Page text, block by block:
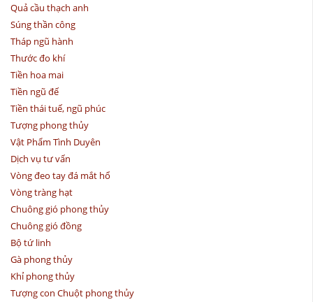
Quả cầu thạch anh
Súng thần công
Tháp ngũ hành
Thước đo khí
Tiền hoa mai
Tiền ngũ đế
Tiền thái tuế, ngũ phúc
Tượng phong thủy
Vật Phẩm Tình Duyên
Dịch vụ tư vấn
Vòng đeo tay đá mắt hổ
Vòng tràng hạt
Chuông gió phong thủy
Chuông gió đồng
Bộ tứ linh
Gà phong thủy
Khỉ phong thủy
Tượng con Chuột phong thủy